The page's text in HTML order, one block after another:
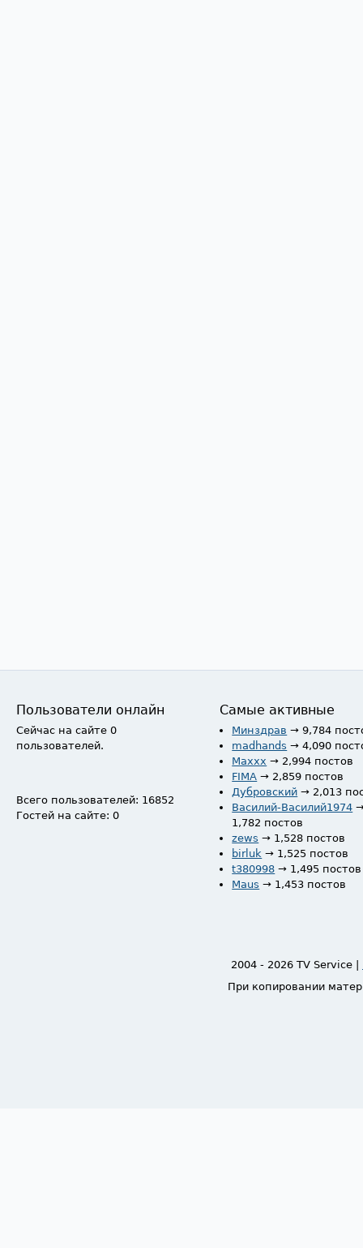
Пользователи онлайн
Сейчас на сайте 0
пользователей.
Всего пользователей: 16852
Гостей на сайте: 0
Самые активные
Минздрав → 9,784
madhands → 4,090
Maxxx → 2,994 постов
FIMA → 2,859 постов
Дубровский → 2,013
Василий-Василий1974
1,782 постов
zews → 1,528 постов
birluk → 1,525 постов
t380998 → 1,495 постов
Maus → 1,453 постов
2004 - 2026 TV Service |
При копировании